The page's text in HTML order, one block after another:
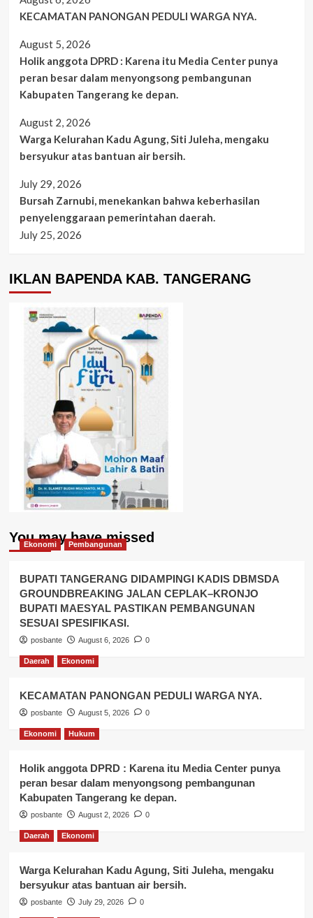
KECAMATAN PANONGAN PEDULI WARGA NYA.
August 5, 2026
Holik anggota DPRD : Karena itu Media Center punya
peran besar dalam menyongsong pembangunan
Kabupaten Tangerang ke depan.
August 2, 2026
Warga Kelurahan Kadu Agung, Siti Juleha, mengaku
bersyukur atas bantuan air bersih.
July 29, 2026
Bursah Zarnubi, menekankan bahwa keberhasilan
penyelenggaraan pemerintahan daerah.
July 25, 2026
IKLAN BAPENDA KAB. TANGERANG
You may have missed
Ekonomi Pembangunan
BUPATI TANGERANG DIDAMPINGI KADIS DBMSDA
GROUNDBREAKING JALAN CEPLAK–KRONJO
BUPATI MAESYAL PASTIKAN PEMBANGUNAN
SESUAI SPESIFIKASI.
posbante August 6, 2026 0
Daerah Ekonomi
KECAMATAN PANONGAN PEDULI WARGA NYA.
posbante August 5, 2026 0
Ekonomi Hukum
Holik anggota DPRD : Karena itu Media Center punya
peran besar dalam menyongsong pembangunan
Kabupaten Tangerang ke depan.
posbante August 2, 2026 0
Daerah Ekonomi
Warga Kelurahan Kadu Agung, Siti Juleha, mengaku
bersyukur atas bantuan air bersih.
posbante July 29, 2026 0